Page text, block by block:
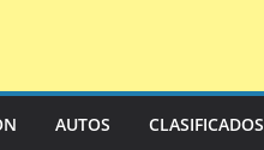
AUTOS CLASIFICADOS